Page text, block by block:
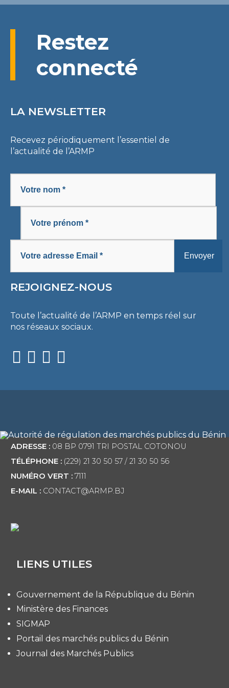
Restez
connecté
LA NEWSLETTER
Recevez périodiquement l’essentiel de
l’actualité de l’ARMP
REJOIGNEZ-NOUS
Toute l’actualité de l’ARMP en temps réel sur
nos réseaux sociaux.
ADRESSE :08 BP 0791 TRI POSTAL COTONOU
TÉLÉPHONE :(229) 21 30 50 57 / 21 30 50 56
NUMÉRO VERT :7111
E-MAIL :CONTACT@ARMP.BJ
LIENS UTILES
Gouvernement de la République du Bénin
Ministère des Finances
SIGMAP
Portail des marchés publics du Bénin
Journal des Marchés Publics